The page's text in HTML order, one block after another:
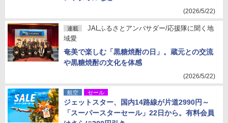
(2026/5/22)
連載
JALふるさとアンバサダー/応援隊に聞く地
域愛
奄美で楽しむ「黒糖焼酎の日」。蔵元との交流
や黒糖焼酎の文化を体感
(2026/5/22)
航空 セール
ジェットスター、国内14路線が片道2990円～
「スーパースターセール」22日から。有料会員